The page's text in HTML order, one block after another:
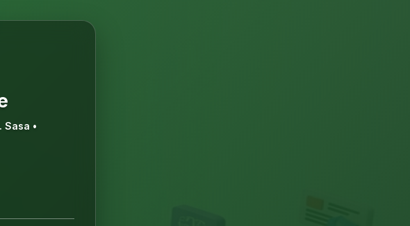
Sasa •